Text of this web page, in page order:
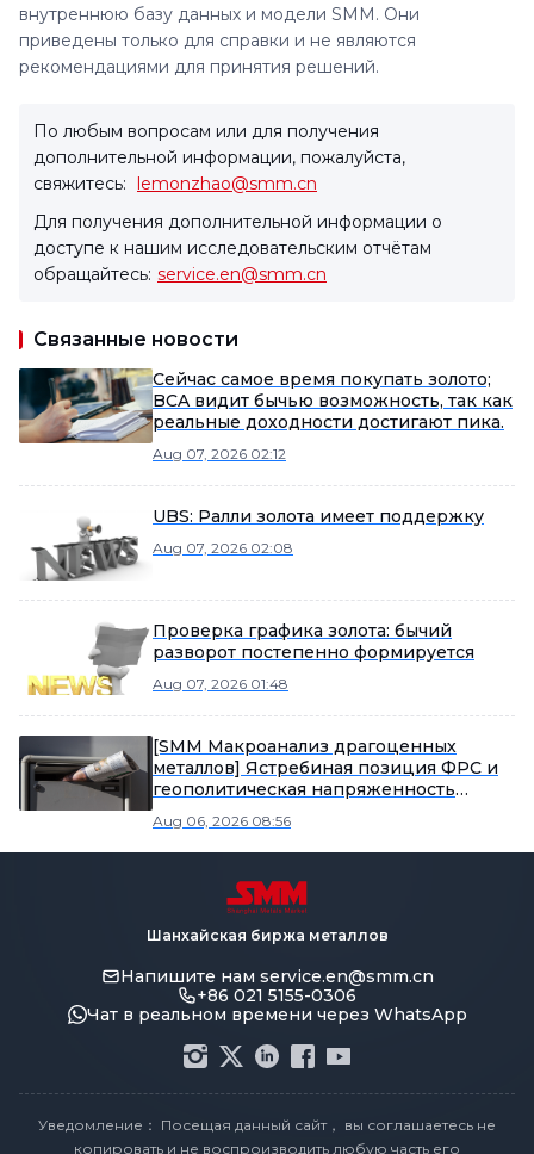
внутреннюю базу данных и модели SMM. Они
приведены только для справки и не являются
рекомендациями для принятия решений.
По любым вопросам или для получения
дополнительной информации, пожалуйста,
свяжитесь: lemonzhao@smm.cn
Для получения дополнительной информации о
доступе к нашим исследовательским отчётам
обращайтесь: service.en@smm.cn
Связанные новости
Сейчас самое время покупать золото;
BCA видит бычью возможность, так как
реальные доходности достигают пика.
Aug 07, 2026 02:12
UBS: Ралли золота имеет поддержку
Aug 07, 2026 02:08
Проверка графика золота: бычий
разворот постепенно формируется
Aug 07, 2026 01:48
[SMM Макроанализ драгоценных
металлов] Ястребиная позиция ФРС и
геополитическая напряженность
металлов
Aug 06, 2026 08:56
Шанхайская биржа металлов
Напишите нам service.en@smm.cn
+86 021 5155-0306
Чат в реальном времени через WhatsApp
Уведомление： Посещая данный сайт， вы соглашаетесь не
копировать и не воспроизводить любую часть его